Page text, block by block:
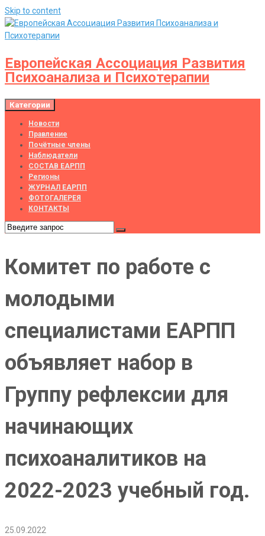
Skip to content
Европейская Ассоциация Развития
Психоанализа и Психотерапии
Категории
Новости
Правление
Почётные члены
Наблюдатели
СОСТАВ ЕАРПП
Регионы
ЖУРНАЛ ЕАРПП
ФОТОГАЛЕРЕЯ
КОНТАКТЫ
Комитет по работе с
молодыми
специалистами ЕАРПП
объявляет набор в
Группу рефлексии для
начинающих
психоаналитиков на
2022-2023 учебный год.
25.09.2022